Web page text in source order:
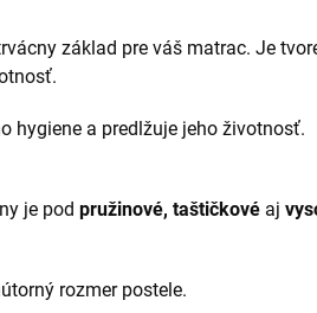
základ pre váš matrac. Je
hygiene a predlžuje jeho životnosť.
je pod pružinové, taštičkové aj
rozmer postele.